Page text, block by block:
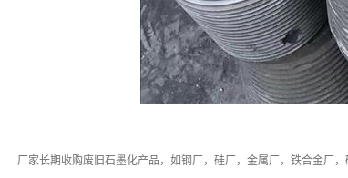
厂家长期收购废旧石墨化产品，如钢厂，硅厂，金属厂，铁合金厂